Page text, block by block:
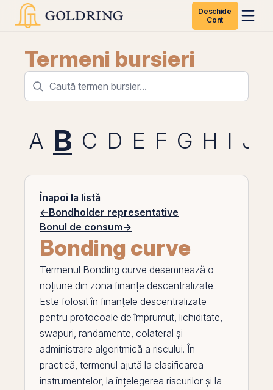
Deschide
Cont
Termeni bursieri
A B C D E F G H I J
Înapoi la listă
←Bondholder representative
Bonul de consum→
Bonding curve
Termenul Bonding curve desemnează o
noțiune din zona finanțe descentralizate.
Este folosit în finanțele descentralizate
pentru protocoale de împrumut, lichiditate,
swapuri, randamente, colateral și
administrare algoritmică a riscului. În
practică, termenul ajută la clasificarea
instrumentelor, la înțelegerea riscurilor și la